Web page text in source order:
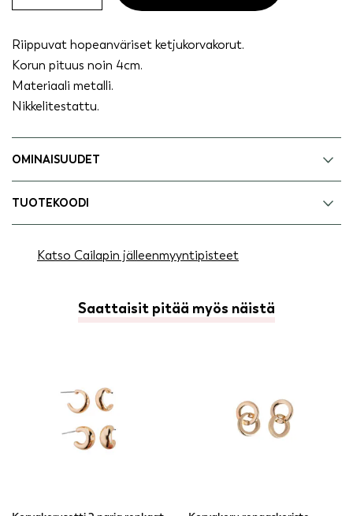
määrä
Riippuvat hopeanväriset ketjukorvakorut.
Korun pituus noin 4cm.
Materiaali metalli.
Nikkelitestattu.
OMINAISUUDET
TUOTEKOODI
Katso Cailapin jälleenmyyntipisteet
Saattaisit pitää myös näistä